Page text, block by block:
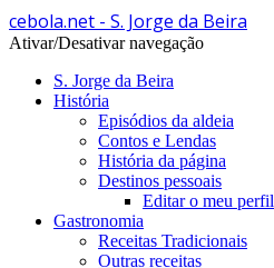
cebola.net - S. Jorge da Beira
Ativar/Desativar navegação
S. Jorge da Beira
História
Episódios da aldeia
Contos e Lendas
História da página
Destinos pessoais
Editar o meu perfil
Gastronomia
Receitas Tradicionais
Outras receitas